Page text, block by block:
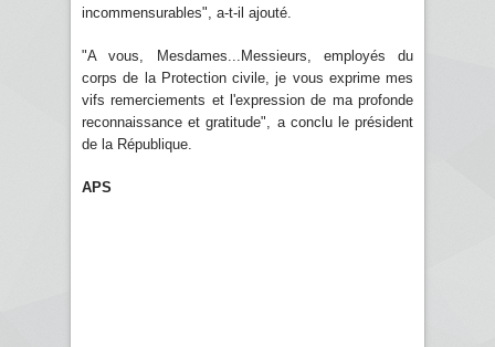
incommensurables", a-t-il ajouté.
"A vous, Mesdames...Messieurs, employés du
corps de la Protection civile, je vous exprime mes
vifs remerciements et l'expression de ma profonde
reconnaissance et gratitude", a conclu le président
de la République.
APS